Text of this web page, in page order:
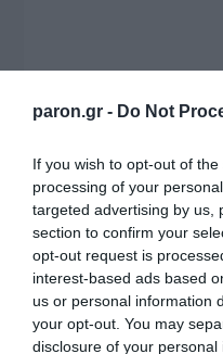
paron.gr - Do Not
If you wish to opt-out of
processing of your
targeted advertising by us,
section to confirm your
opt-out request is
interest-based ads based
us or personal information
your opt-out. You may
disclosure of your
Κοινοποιήστε:
Facebook
X
LinkedIn
Tags: FESTIVAL,